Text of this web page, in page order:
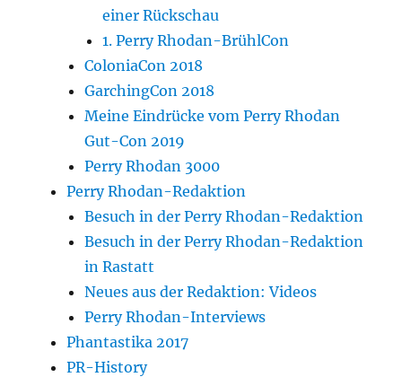
einer Rückschau
1. Perry Rhodan-BrühlCon
ColoniaCon 2018
GarchingCon 2018
Meine Eindrücke vom Perry Rhodan
Gut-Con 2019
Perry Rhodan 3000
Perry Rhodan-Redaktion
Besuch in der Perry Rhodan-Redaktion
Besuch in der Perry Rhodan-Redaktion
in Rastatt
Neues aus der Redaktion: Videos
Perry Rhodan-Interviews
Phantastika 2017
PR-History